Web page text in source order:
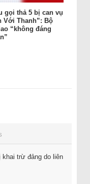
gọi thả 5 bị can vụ
Với Thanh”: Bộ
“không đáng
trừ đảng do liên